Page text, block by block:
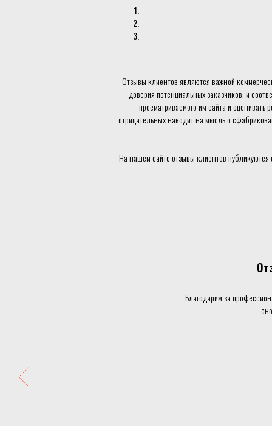
Отзывы клиентов являются важной
доверия потенциальных заказчиков, и
просматриваемого им сайта и
отрицательных наводит на мысль о
На нашем сайте отзывы клиентов публикуются
Благодарим за